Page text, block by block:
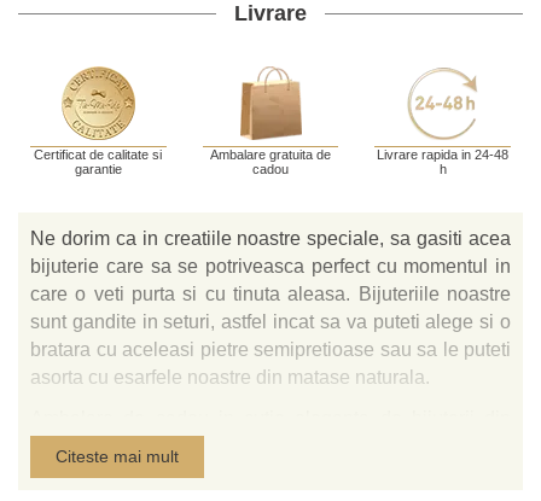
Livrare
Certificat de calitate si
garantie
Ambalare gratuita de
cadou
Livrare rapida in 24-48
h
Ne dorim ca in creatiile noastre speciale, sa gasiti acea
bijuterie care sa se potriveasca perfect cu momentul in
care o veti purta si cu tinuta aleasa. Bijuteriile noastre
sunt gandite in seturi, astfel incat sa va puteti alege si o
bratara cu aceleasi pietre semipretioase sau sa le puteti
asorta cu esarfele noastre din matase naturala.
carton.
Citeste mai mult